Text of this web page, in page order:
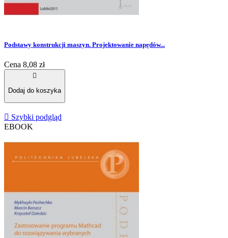
Podstawy konstrukcji maszyn. Projektowanie napędów...
Cena 8,08 zł

Dodaj do koszyka
 Szybki podgląd
EBOOK